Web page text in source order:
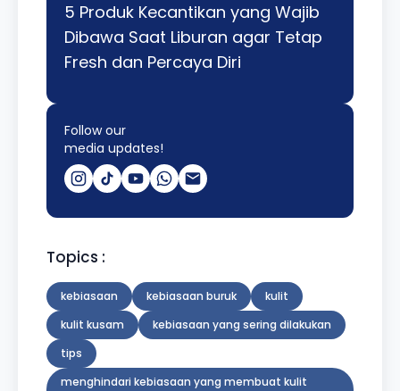
5 Produk Kecantikan yang Wajib
Dibawa Saat Liburan agar Tetap
Fresh dan Percaya Diri
Follow our
media updates!
Topics :
kebiasaan kebiasaan buruk
kulit
kulit kusam
kebiasaan yang sering dilakukan
tips
menghindari kebiasaan yang membuat kulit